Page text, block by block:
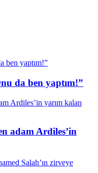
da ben yaptım!”
adam Ardiles’in